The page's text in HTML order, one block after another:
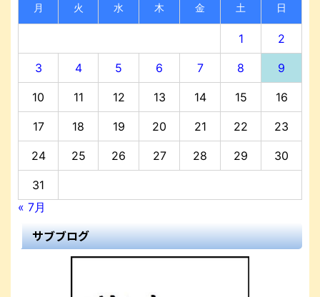
月 火 水 木 金 土 日
1 2
3 4 5 6 7 8 9
10 11 12 13 14 15 16
17 18 19 20 21 22 23
24 25 26 27 28 29 30
31
« 7月
サブブログ